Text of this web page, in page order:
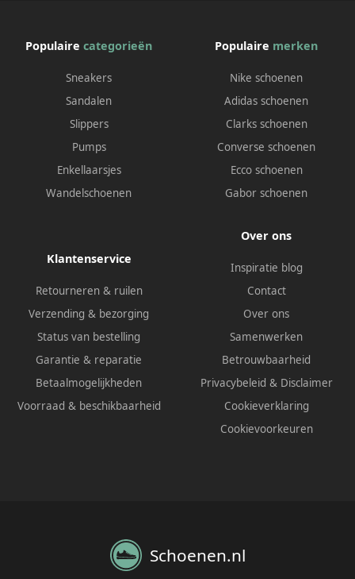
Populaire categorieën
Sneakers
Sandalen
Slippers
Pumps
Enkellaarsjes
Wandelschoenen
Populaire merken
Nike schoenen
Adidas schoenen
Clarks schoenen
Converse schoenen
Ecco schoenen
Gabor schoenen
Klantenservice
Retourneren & ruilen
Verzending & bezorging
Status van bestelling
Garantie & reparatie
Betaalmogelijkheden
Voorraad & beschikbaarheid
Over ons
Inspiratie blog
Contact
Over ons
Samenwerken
Betrouwbaarheid
Privacybeleid & Disclaimer
Cookieverklaring
Cookievoorkeuren
Schoenen.nl